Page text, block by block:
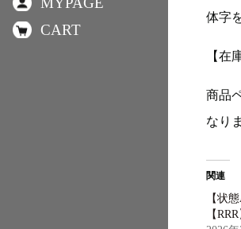
体字
【在
商品
なり
関連
【状
【
CART